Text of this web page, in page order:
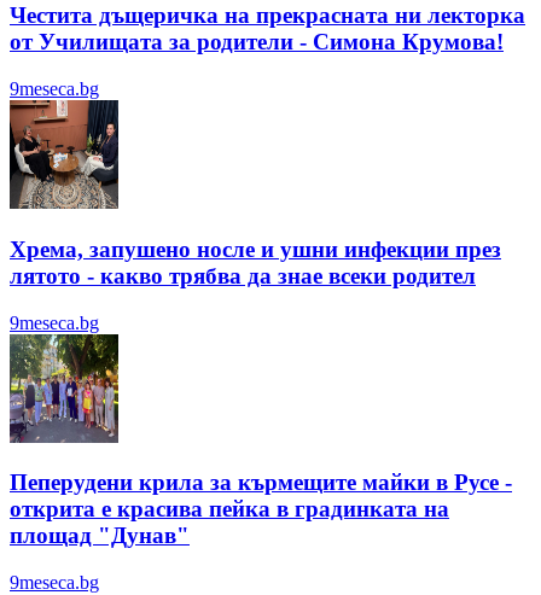
Честита дъщеричка на прекрасната ни лекторка
от Училищата за родители - Симона Крумова!
9meseca.bg
Хрема, запушено носле и ушни инфекции през
лятотo - какво трябва да знае всеки родител
9meseca.bg
Пеперудени крила за кърмещите майки в Русе -
открита е красива пейка в градинката на
площад "Дунав"
9meseca.bg